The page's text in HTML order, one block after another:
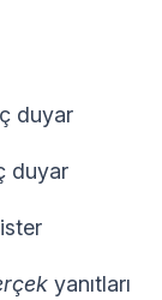
duyar
duyar
yanıtları